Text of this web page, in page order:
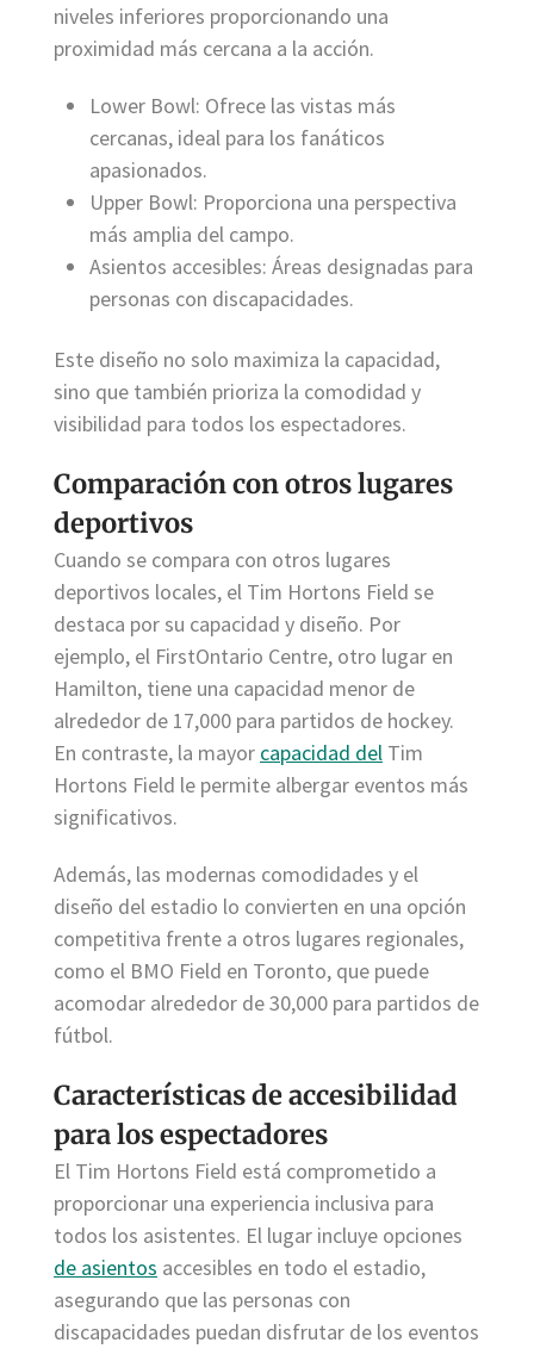
niveles inferiores proporcionando una
proximidad más cercana a la acción.
Lower Bowl: Ofrece las vistas más
cercanas, ideal para los fanáticos
apasionados.
Upper Bowl: Proporciona una perspectiva
más amplia del campo.
Asientos accesibles: Áreas designadas para
personas con discapacidades.
Este diseño no solo maximiza la capacidad,
sino que también prioriza la comodidad y
visibilidad para todos los espectadores.
Comparación con otros lugares
deportivos
Cuando se compara con otros lugares
deportivos locales, el Tim Hortons Field se
destaca por su capacidad y diseño. Por
ejemplo, el FirstOntario Centre, otro lugar en
Hamilton, tiene una capacidad menor de
alrededor de 17,000 para partidos de hockey.
En contraste, la mayor capacidad del Tim
Hortons Field le permite albergar eventos más
significativos.
Además, las modernas comodidades y el
diseño del estadio lo convierten en una opción
competitiva frente a otros lugares regionales,
como el BMO Field en Toronto, que puede
acomodar alrededor de 30,000 para partidos de
fútbol.
Características de accesibilidad
para los espectadores
El Tim Hortons Field está comprometido a
proporcionar una experiencia inclusiva para
todos los asistentes. El lugar incluye opciones
de asientos accesibles en todo el estadio,
asegurando que las personas con
discapacidades puedan disfrutar de los eventos